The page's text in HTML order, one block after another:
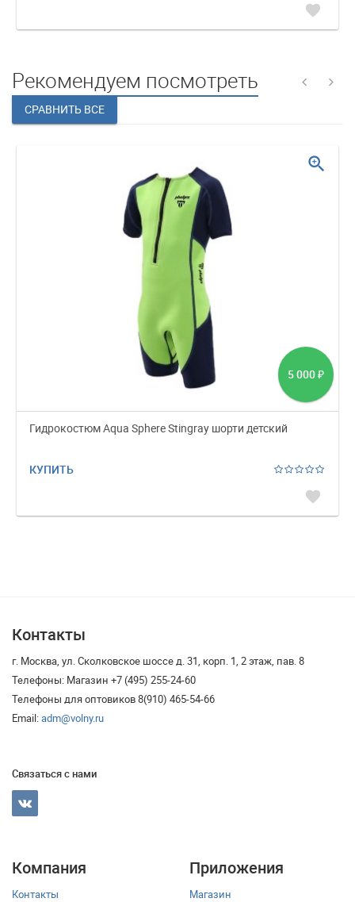
favorite
Рекомендуем посмотреть
5 000 ₽
Гидрокостюм Aqua Sphere Stingray шорти детский
КУПИТЬ
favorite
zoom_in
Контакты
г. Москва, ул. Сколковское шоссе д. 31, корп. 1, 2 этаж, пав. 8
Телефоны: Магазин +7 (495) 255-24-60
Телефоны для оптовиков 8(910) 465-54-66
Email:adm@volny.ru
Связаться с нами
Компания
Контакты
Приложения
Магазин